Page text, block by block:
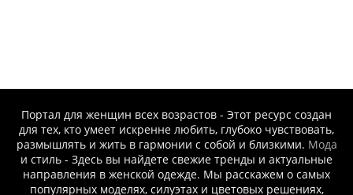
Портал для женщин всех возрастов - Этот ресурс создан
для тех, кто умеет искренне любить, глубоко чувствовать,
размышлять и жить в гармонии с собой и близкими. Мода
и стиль - Здесь вы найдете свежие тренды и актуальные
направления в женской одежде. Мы расскажем о самых
популярных моделях, силуэтах и цветовых решениях,